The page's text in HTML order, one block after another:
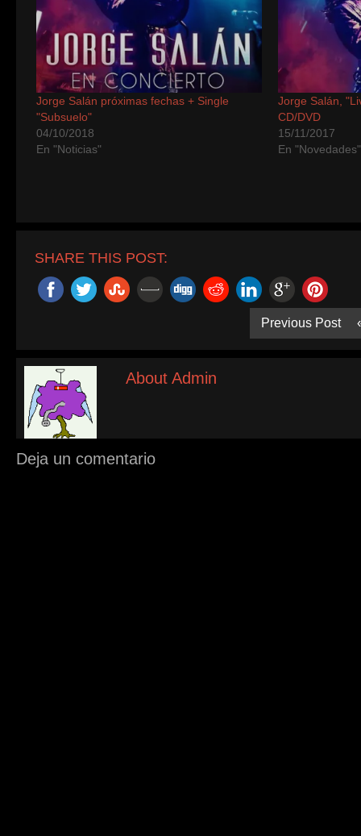
Jorge Salán próximas fechas + Single
"Subsuelo"
04/10/2018
En "Noticias"
Jorge Salán,
CD/DVD
15/11/2017
En "Novedades"
SHARE THIS POST:
Previous Post
About Admin
Deja un comentario